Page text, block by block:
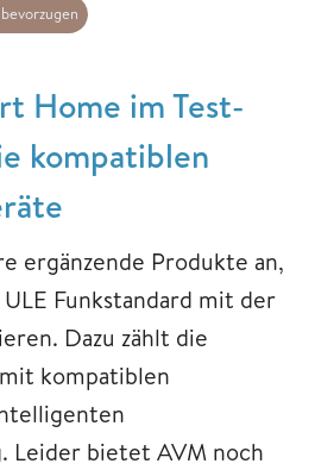
Home im Test-
kompatiblen
ergänzende Produkte an,
Funkstandard mit der
Dazu zählt die
kompatiblen
Leider bietet AVM noch